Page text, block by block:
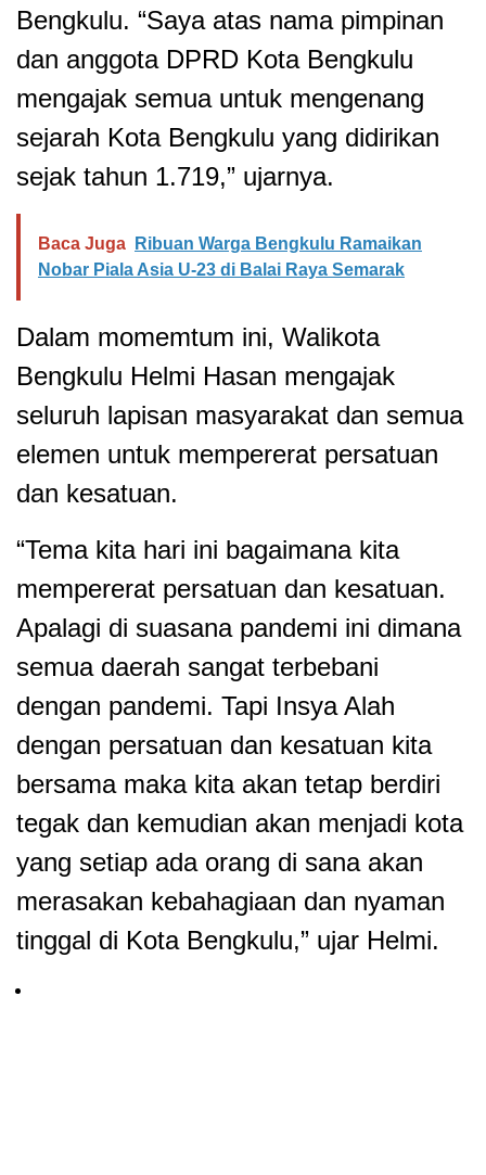
Bengkulu. “Saya atas nama pimpinan
dan anggota DPRD Kota Bengkulu
mengajak semua untuk mengenang
sejarah Kota Bengkulu yang didirikan
sejak tahun 1.719,” ujarnya.
Baca Juga
Ribuan Warga Bengkulu Ramaikan
Nobar Piala Asia U-23 di Balai Raya Semarak
Dalam momemtum ini, Walikota
Bengkulu Helmi Hasan mengajak
seluruh lapisan masyarakat dan semua
elemen untuk mempererat persatuan
dan kesatuan.
“Tema kita hari ini bagaimana kita
mempererat persatuan dan kesatuan.
Apalagi di suasana pandemi ini dimana
semua daerah sangat terbebani
dengan pandemi. Tapi Insya Alah
dengan persatuan dan kesatuan kita
bersama maka kita akan tetap berdiri
tegak dan kemudian akan menjadi kota
yang setiap ada orang di sana akan
merasakan kebahagiaan dan nyaman
tinggal di Kota Bengkulu,” ujar Helmi.